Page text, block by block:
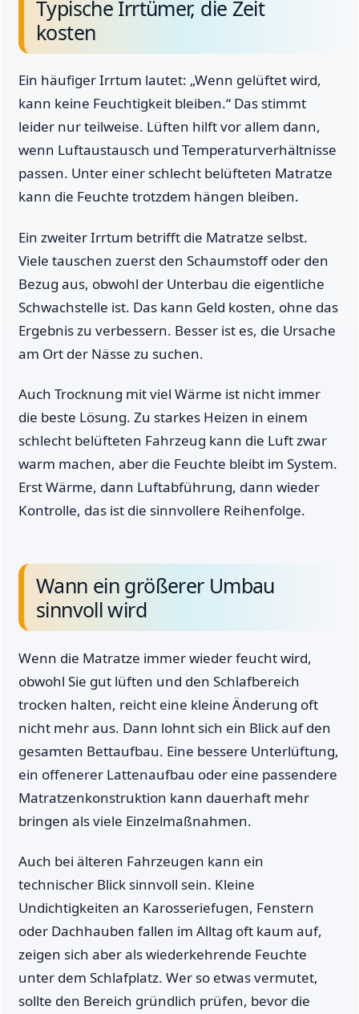
Typische Irrtümer, die Zeit
kosten
Ein häufiger Irrtum lautet: „Wenn gelüftet wird,
kann keine Feuchtigkeit bleiben.“ Das stimmt
leider nur teilweise. Lüften hilft vor allem dann,
wenn Luftaustausch und Temperaturverhältnisse
passen. Unter einer schlecht belüfteten Matratze
kann die Feuchte trotzdem hängen bleiben.
Ein zweiter Irrtum betrifft die Matratze selbst.
Viele tauschen zuerst den Schaumstoff oder den
Bezug aus, obwohl der Unterbau die eigentliche
Schwachstelle ist. Das kann Geld kosten, ohne das
Ergebnis zu verbessern. Besser ist es, die Ursache
am Ort der Nässe zu suchen.
Auch Trocknung mit viel Wärme ist nicht immer
die beste Lösung. Zu starkes Heizen in einem
schlecht belüfteten Fahrzeug kann die Luft zwar
warm machen, aber die Feuchte bleibt im System.
Erst Wärme, dann Luftabführung, dann wieder
Kontrolle, das ist die sinnvollere Reihenfolge.
Wann ein größerer Umbau
sinnvoll wird
Wenn die Matratze immer wieder feucht wird,
obwohl Sie gut lüften und den Schlafbereich
trocken halten, reicht eine kleine Änderung oft
nicht mehr aus. Dann lohnt sich ein Blick auf den
gesamten Bettaufbau. Eine bessere Unterlüftung,
ein offenerer Lattenaufbau oder eine passendere
Matratzenkonstruktion kann dauerhaft mehr
bringen als viele Einzelmaßnahmen.
Auch bei älteren Fahrzeugen kann ein
technischer Blick sinnvoll sein. Kleine
Undichtigkeiten an Karosseriefugen, Fenstern
oder Dachhauben fallen im Alltag oft kaum auf,
zeigen sich aber als wiederkehrende Feuchte
unter dem Schlafplatz. Wer so etwas vermutet,
sollte den Bereich gründlich prüfen, bevor die